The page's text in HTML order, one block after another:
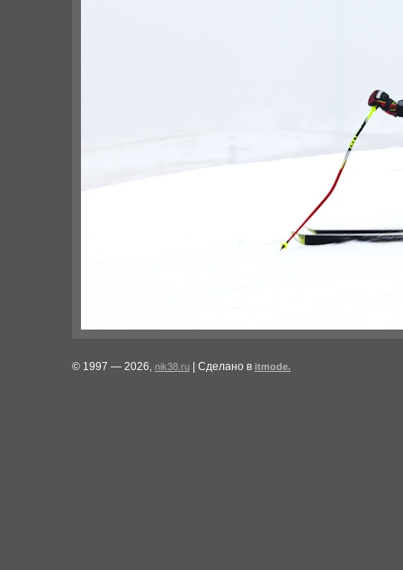
© 1997 — 2026, nik38.ru | Сделано в itmode.